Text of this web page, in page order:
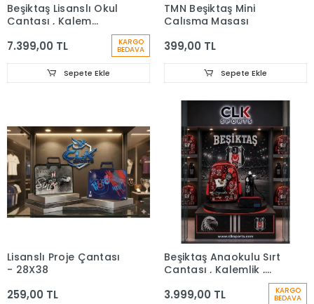
Beşiktaş Lisanslı Okul
Çantası , Kalem
Kutusunda Termos
Matara Premium Set
7.399,00 TL KARGO
BEDAVA
Sepete Ekle
TMN Beşiktaş Mini
Çalışma Masası
399,00 TL
Sepete Ekle
Lisanslı Proje Çantası
- 28X38
259,00 TL
Beşiktaş Anaokulu Sırt
Çantası , Kalemlik ,
Suluk &Matara Hediye
3.999,00 TL KARGO
BEDAVA